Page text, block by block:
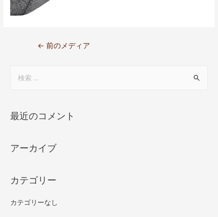
← 前のメディア
最近のコメント
アーカイブ
カテゴリー
カテゴリーなし